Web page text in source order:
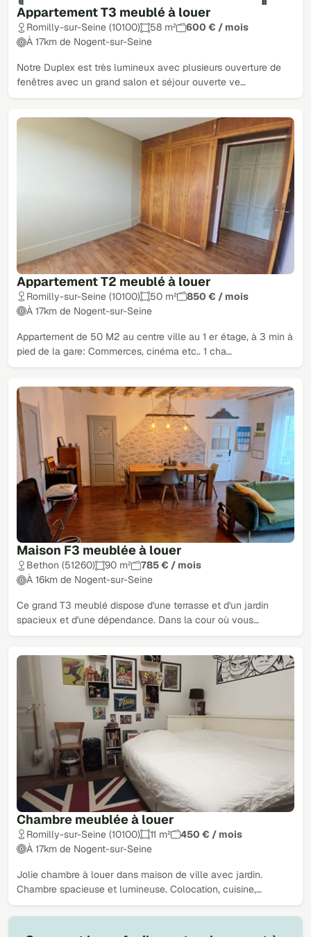
Appartement T3 meublé à louer
Romilly-sur-Seine (10100) 58 m²
600 € / mois
À 17km de Nogent-sur-Seine
Notre Duplex est très lumineux avec plusieurs ouverture de
fenêtres avec un grand salon et séjour ouverte ve…
Appartement T2 meublé à louer
Romilly-sur-Seine (10100) 50 m²
850 € / mois
À 17km de Nogent-sur-Seine
Appartement de 50 M2 au centre ville au 1 er étage, à 3 min à
pied de la gare: Commerces, cinéma etc.. 1 cha…
Maison F3 meublée à louer
Bethon (51260) 90 m²
785 € / mois
À 16km de Nogent-sur-Seine
Ce grand T3 meublé dispose d'une terrasse et d'un jardin
spacieux et d'une dépendance. Dans la cour où vous…
Chambre meublée à louer
Romilly-sur-Seine (10100) 11 m²
450 € / mois
À 17km de Nogent-sur-Seine
Jolie chambre à louer dans maison de ville avec jardin.
Chambre spacieuse et lumineuse. Colocation, cuisine,…